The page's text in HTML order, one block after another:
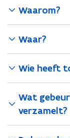
Waarom?
Waar?
Wie heeft
Wat
verzamelt?